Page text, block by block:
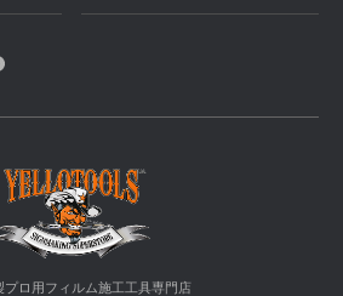
プロ用フィルム施工工具専門店